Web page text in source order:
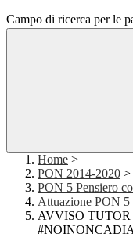
Campo di ricerca per le
Home >
PON 2014-2020 >
PON 5 Pensiero
Attuazione PON 5
AVVISO